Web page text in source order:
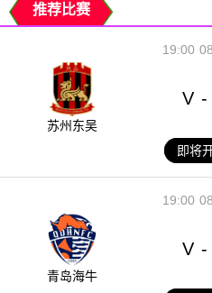
推荐比赛
19:00
苏州东吴
V -
即将
19:00
青岛海牛
V -